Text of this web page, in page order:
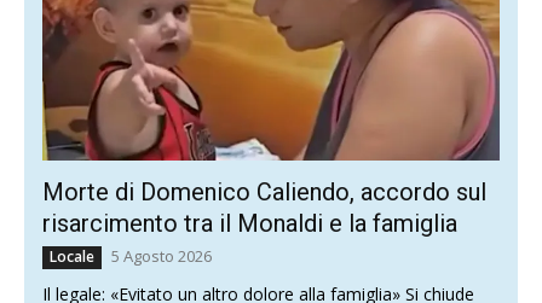
Morte di Domenico Caliendo, accordo sul
risarcimento tra il Monaldi e la famiglia
Locale 5 Agosto 2026
Il legale: «Evitato un altro dolore alla famiglia» Si chiude